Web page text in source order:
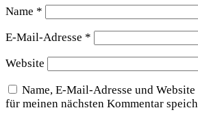
Name *
E-Mail-Adresse *
Website
Name, E-Mail-Adresse und
für meinen nächsten Kommentar